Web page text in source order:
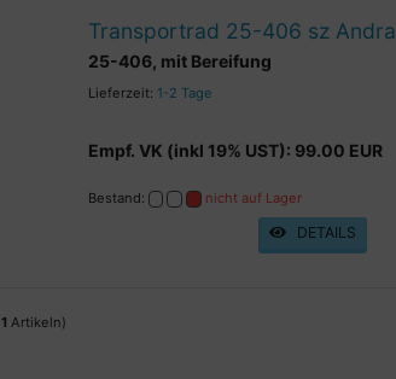
Transportrad 25-406 sz Andra
25-406, mit Bereifung
Lieferzeit: 1-2 Tage
Empf. VK (inkl 19% UST): 99.00 EUR
Bestand: nicht auf Lager
DETAILS
1 Artikeln)